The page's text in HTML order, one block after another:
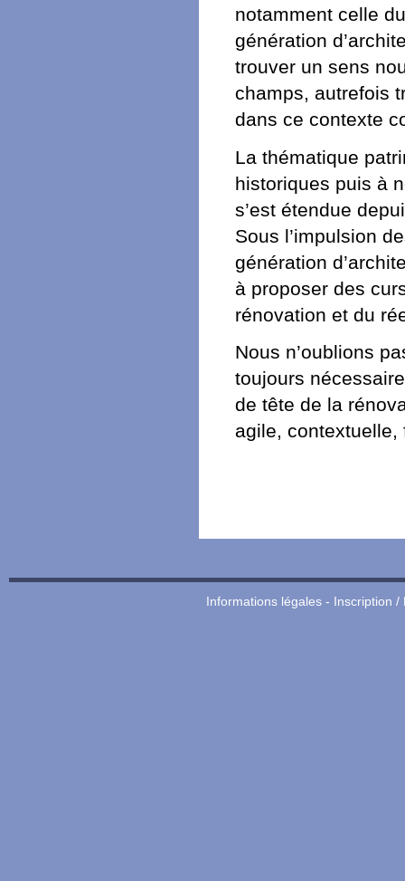
notamment celle
génération
trouver un sens
champs, autrefois
dans ce contexte
La thématique
historiques puis à
s’est étendue
Sous l’impulsion
génération
à proposer des
rénovation et du
Nous n’oublions
toujours
de tête de la
agile,
Informations légales- Inscription